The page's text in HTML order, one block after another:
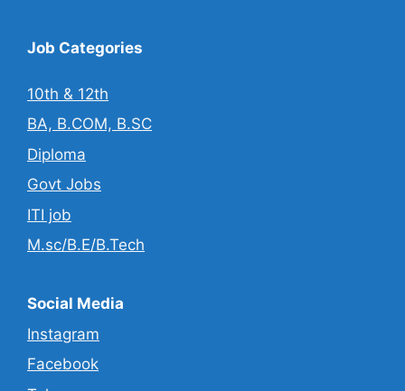
Job Categories
10th & 12th
BA, B.COM, B.SC
Diploma
Govt Jobs
ITI job
M.sc/B.E/B.Tech
Social Media
Instagram
Facebook